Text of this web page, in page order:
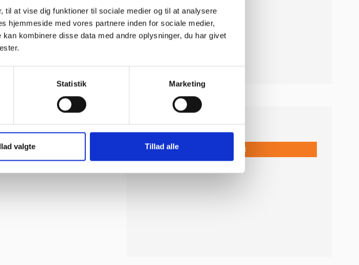
at vise dig funktioner til sociale medier og til at analysere
hjemmeside med vores partnere inden for sociale medier,
kombinere disse data med andre oplysninger, du har givet
Statistik Marketing
valgte Tillad alle
SET
PRO 4 HPI
56,00 DKK
Vis produkt